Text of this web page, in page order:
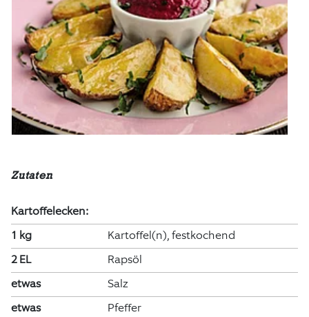
Zutaten
Kartoffelecken:
1 kg
Kartoffel(n), festkochend
2 EL
Rapsöl
etwas
Salz
etwas
Pfeffer